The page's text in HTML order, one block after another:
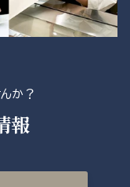
か？
報